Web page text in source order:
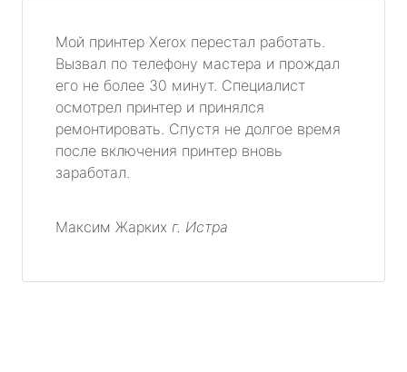
Мой принтер Xerox перестал работать.
Вызвал по телефону мастера и прождал
его не более 30 минут. Специалист
осмотрел принтер и принялся
ремонтировать. Спустя не долгое время
после включения принтер вновь
заработал.
Максим Жарких г. Истра